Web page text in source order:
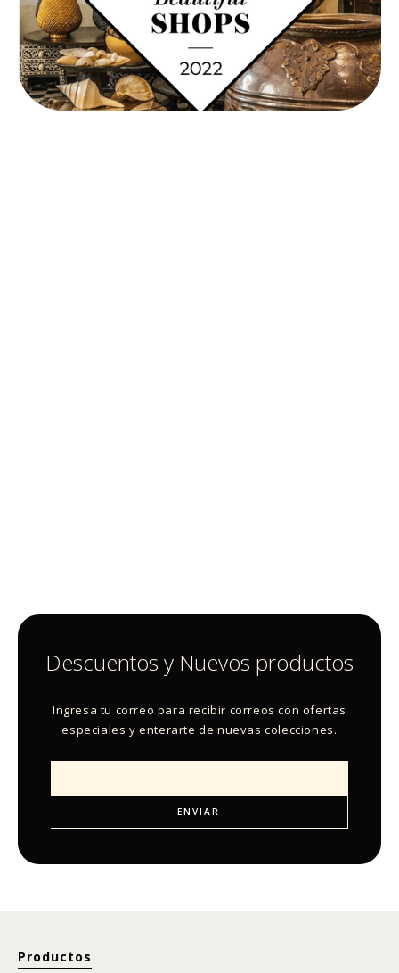
Descuentos y Nuevos productos
Ingresa tu correo para recibir correos con ofertas
especiales y enterarte de nuevas colecciones.
Productos